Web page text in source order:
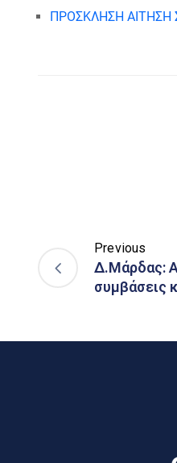
ΠΡΟΣΚΛΗΣΗ
Previous
Δ.Μάρδας:
συμβάσεις